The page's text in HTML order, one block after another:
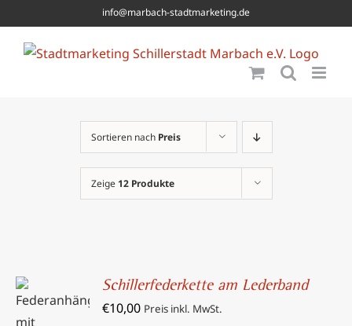
to
content
info@marbach-stadtmarketing.de
Sortieren nach Preis
Zeige 12 Produkte
IN DEN
WARENKORB
Schillerfederkette am Lederband
€10,00 Preis inkl. MwSt.